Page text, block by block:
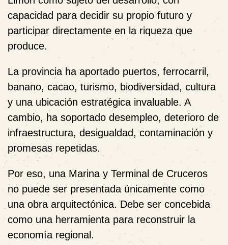
capacidad para decidir su propio futuro y
participar directamente en la riqueza que
produce.
La provincia ha aportado puertos, ferrocarril,
banano, cacao, turismo, biodiversidad, cultura
y una ubicación estratégica invaluable. A
cambio, ha soportado desempleo, deterioro de
infraestructura, desigualdad, contaminación y
promesas repetidas.
Por eso, una Marina y Terminal de Cruceros
no puede ser presentada únicamente como
una obra arquitectónica. Debe ser concebida
como una herramienta para reconstruir la
economía regional.